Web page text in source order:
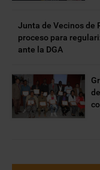
Junta de Vecinos de
proceso para
ante la DGA